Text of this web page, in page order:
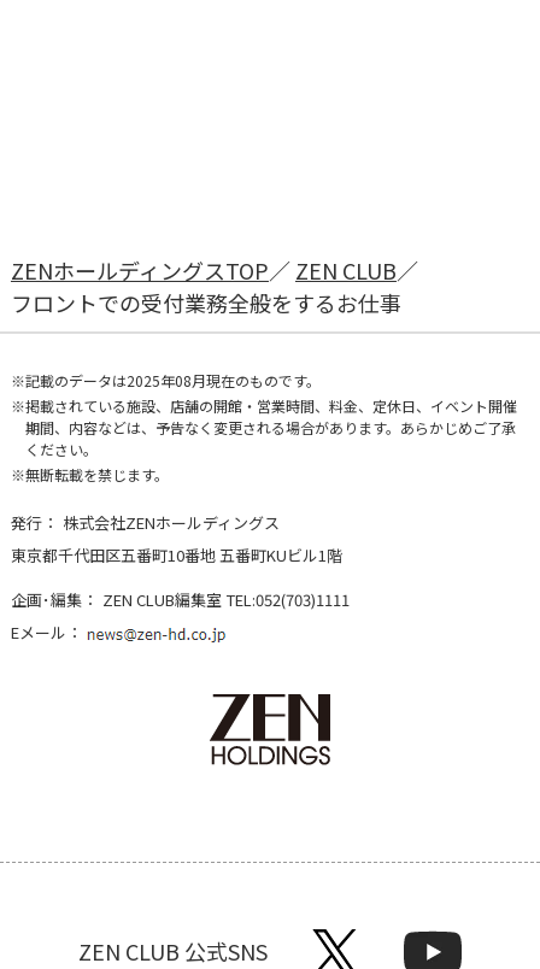
ZENホールディングスTOP
ZEN CLUB
フロントでの受付業務全般をするお仕事
記載のデータは2025年08月現在のものです。
掲載されている施設、店舗の開館・営業時間、料金、定休日、イベント開催
期間、内容などは、予告なく変更される場合があります。あらかじめご了承
ください。
無断転載を禁じます。
発行： 株式会社ZENホールディングス
東京都千代田区五番町10番地 五番町KUビル1階
企画･編集： ZEN CLUB編集室 TEL:052(703)1111
Eメール：
ZEN CLUB 公式SNS